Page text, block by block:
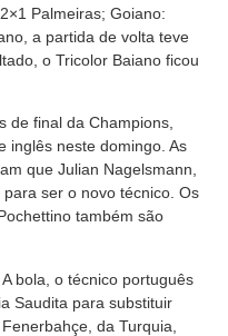
Palmeiras; Goiano:
a partida de volta teve
o Tricolor Baiano ficou
de final da Champions,
inglês neste domingo. As
que Julian Nagelsmann,
ser o novo técnico. Os
também são
bola, o técnico português
Saudita para substituir
da Turquia,